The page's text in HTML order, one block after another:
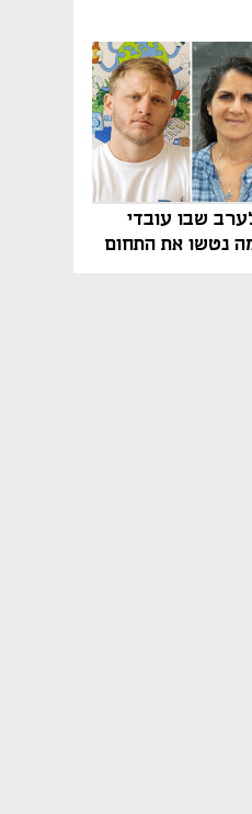
שבו עובדי
נטשו את התחום